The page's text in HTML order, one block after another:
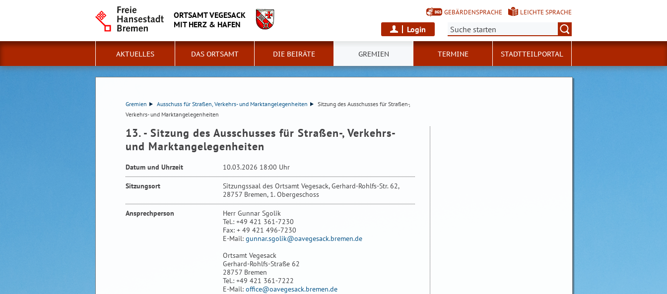
ORTSAMT VEGESACK
MIT HERZ & HAFEN
GEBÄRDENSPRACHE LEICHTE SPRACHE
Login Suche:
AKTUELLES DAS ORTSAMT DIE BEIRÄTE GREMIEN TERMINE STADTTEILPORTAL
Gremien Ausschuss für Straßen, Verkehrs- und Marktangelegenheiten
Sitzung des Ausschusses für Straßen-,
Verkehrs- und Marktangelegenheiten
13. - Sitzung des Ausschusses für Straßen-, Verkehrs-
und Marktangelegenheiten
Datum und Uhrzeit 10.03.2026 18:00 Uhr
Sitzungsort
Sitzungssaal des Ortsamt Vegesack, Gerhard-Rohlfs-Str. 62,
28757 Bremen, 1. Obergeschoss
Ansprechperson
Herr Gunnar Sgolik
Tel.: +49 421 361-7230
Fax: + 49 421 496-7230
E-Mail: gunnar.sgolik@oavegesack.bremen.de
Ortsamt Vegesack
Gerhard-Rohlfs-Straße 62
28757 Bremen
Tel.: +49 421 361-7222
E-Mail: office@oavegesack.bremen.de